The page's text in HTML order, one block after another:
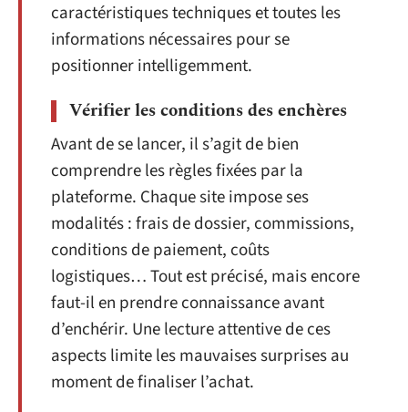
caractéristiques techniques et toutes les
informations nécessaires pour se
positionner intelligemment.
Vérifier les conditions des enchères
Avant de se lancer, il s’agit de bien
comprendre les règles fixées par la
plateforme. Chaque site impose ses
modalités : frais de dossier, commissions,
conditions de paiement, coûts
logistiques… Tout est précisé, mais encore
faut-il en prendre connaissance avant
d’enchérir. Une lecture attentive de ces
aspects limite les mauvaises surprises au
moment de finaliser l’achat.